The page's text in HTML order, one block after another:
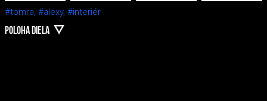
#tomra, #alexy, #interiér
POLOHA DIELA